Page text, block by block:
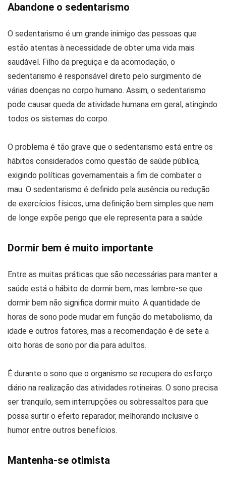
Abandone o sedentarismo
O sedentarismo é um grande inimigo das pessoas que
estão atentas à necessidade de obter uma vida mais
saudável. Filho da preguiça e da acomodação, o
sedentarismo é responsável direto pelo surgimento de
várias doenças no corpo humano. Assim, o sedentarismo
pode causar queda de atividade humana em geral, atingindo
todos os sistemas do corpo.
O problema é tão grave que o sedentarismo está entre os
hábitos considerados como questão de saúde pública,
exigindo políticas governamentais a fim de combater o
mau. O sedentarismo é definido pela ausência ou redução
de exercícios físicos, uma definição bem simples que nem
de longe expõe perigo que ele representa para a saúde.
Dormir bem é muito importante
Entre as muitas práticas que são necessárias para manter a
saúde está o hábito de dormir bem, mas lembre-se que
dormir bem não significa dormir muito. A quantidade de
horas de sono pode mudar em função do metabolismo, da
idade e outros fatores, mas a recomendação é de sete a
oito horas de sono por dia para adultos.
É durante o sono que o organismo se recupera do esforço
diário na realização das atividades rotineiras. O sono precisa
ser tranquilo, sem interrupções ou sobressaltos para que
possa surtir o efeito reparador, melhorando inclusive o
humor entre outros benefícios.
Mantenha-se otimista